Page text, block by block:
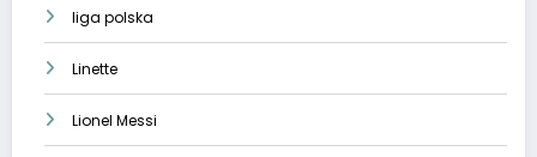
liga polska
Linette
Lionel Messi